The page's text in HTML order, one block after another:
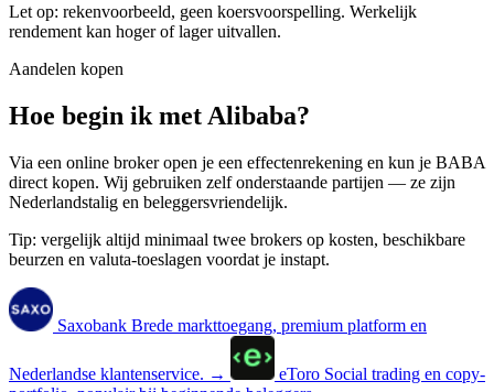
Let op: rekenvoorbeeld, geen koersvoorspelling. Werkelijk
rendement kan hoger of lager uitvallen.
Aandelen kopen
Hoe begin ik met Alibaba?
Via een online broker open je een effectenrekening en kun je BABA
direct kopen. Wij gebruiken zelf onderstaande partijen — ze zijn
Nederlandstalig en beleggersvriendelijk.
Tip: vergelijk altijd minimaal twee brokers op kosten, beschikbare
beurzen en valuta-toeslagen voordat je instapt.
Saxobank Brede markttoegang, premium platform en
Nederlandse klantenservice. → eToro Social trading en copy-